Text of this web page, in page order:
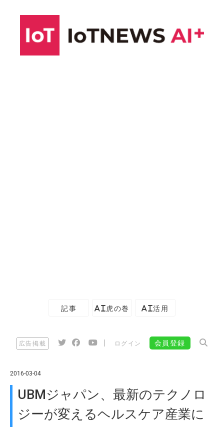
記事 AI虎の巻 AI活用
広告掲載 ログイン 会員登録
2016-03-04
UBMジャパン、最新のテクノロ
ジーが変えるヘルスケア産業に